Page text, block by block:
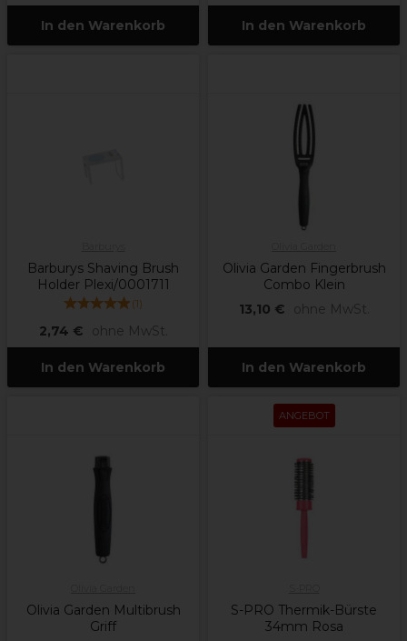
In den Warenkorb In den Warenkorb
Barburys Shaving Brush
Holder Plexi/0001711
(1)
2,74 € ohne MwSt.
In den Warenkorb
Olivia Garden Fingerbrush
Combo Klein
13,10 €
ohne MwSt.
In den Warenkorb
Olivia Garden Multibrush
Griff
ANGEBOT
S-PRO Thermik-Bürste
34mm Rosa